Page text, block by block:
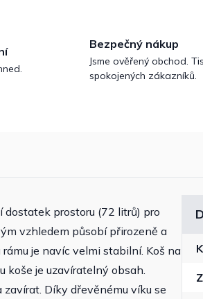
Bezpečný nákup
Jsme ověřený obchod.
spokojených zákazníků.
dostatek prostoru (72 litrů) pro
vzhledem působí přirozeně a
je navíc velmi stabilní. Koš na
koše je uzavíratelný obsah.
Díky dřevěnému víku se